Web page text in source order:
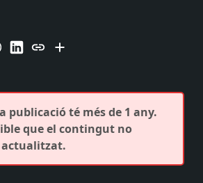
publicació té més de 1 any.
que el contingut no